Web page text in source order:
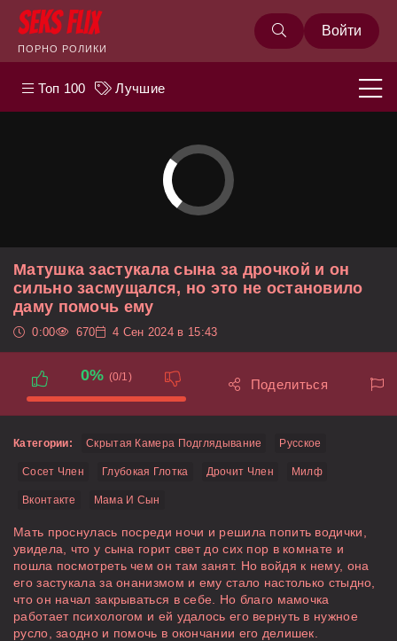
ПОРНО РОЛИКИ
Войти
Топ 100 Лучшие
Матушка застукала сына за дрочкой и он
сильно засмущался, но это не остановило
даму помочь ему
0:00 670 4 Сен 2024 в 15:43
0% (0/1) Поделиться
Категории: Скрытая Камера Подглядывание Русское
Сосет Член Глубокая Глотка Дрочит Член Милф
Вконтакте Мама И Сын
Мать проснулась посреди ночи и решила попить водички,
увидела, что у сына горит свет до сих пор в комнате и
пошла посмотреть чем он там занят. Но войдя к нему, она
его застукала за онанизмом и ему стало настолько стыдно,
что он начал закрываться в себе. Но благо мамочка
работает психологом и ей удалось его вернуть в нужное
русло, заодно и помочь в окончании его делишек.